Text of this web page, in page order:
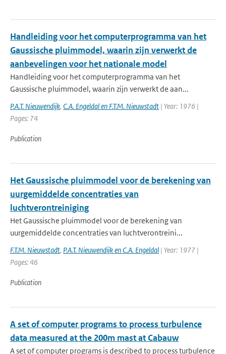
Handleiding voor het computerprogramma van het
Gaussische pluimmodel, waarin zijn verwerkt de
aanbevelingen voor het nationale model
Handleiding voor het computerprogramma van het
Gaussische pluimmodel, waarin zijn verwerkt de aan...
P.A.T. Nieuwendijk, C.A. Engeldal en F.T.M. Nieuwstadt | Year: 1976 |
Pages: 74
Publication
Het Gaussische pluimmodel voor de berekening van
uurgemiddelde concentraties van
luchtverontreiniging
Het Gaussische pluimmodel voor de berekening van
uurgemiddelde concentraties van luchtverontreini...
F.T.M. Nieuwstadt, P.A.T. Nieuwendijk en C.A. Engeldal | Year: 1977 |
Pages: 46
Publication
A set of computer programs to process turbulence
data measured at the 200m mast at Cabauw
A set of computer programs is described to process turbulence